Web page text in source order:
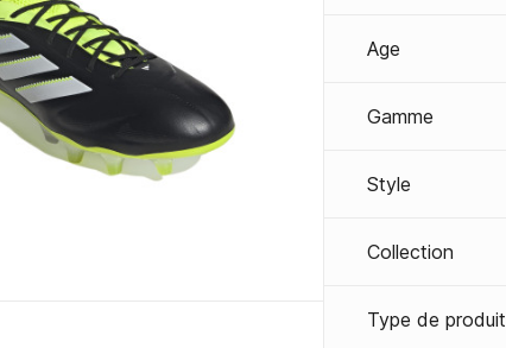
Age
Gamme
Style
Collection
Type de produit